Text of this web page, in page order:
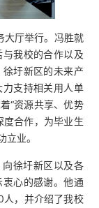
大厅举行。冯胜就
我校的合作以及
圩新区的未来产
支持相关用人单
“资源共享、优势
度合作，为毕业生
业。
徐圩新区以及各
心的感谢。他通
人，并介绍了我校